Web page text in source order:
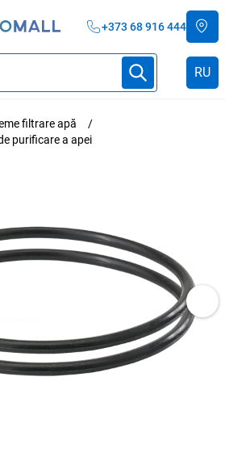
+373 68 916 444
RU
filtrare apă
purificare a apei